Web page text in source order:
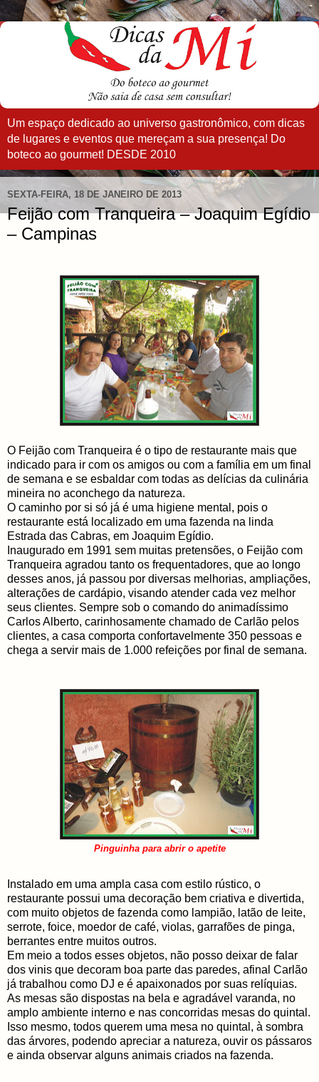
Um espaço dedicado ao universo gastronômico, com dicas
de lugares e eventos que mereçam a sua presença! Do
boteco ao gourmet! DESDE 2010
SEXTA-FEIRA, 18 DE JANEIRO DE 2013
Feijão com Tranqueira – Joaquim Egídio
– Campinas
O Feijão com Tranqueira é o tipo de restaurante mais que
indicado para ir com os amigos ou com a família em um final
de semana e se esbaldar com todas as delícias da culinária
mineira no aconchego da natureza.
O caminho por si só já é uma higiene mental, pois o
restaurante está localizado em uma fazenda na linda
Estrada das Cabras, em Joaquim Egídio.
Inaugurado em 1991 sem muitas pretensões, o Feijão com
Tranqueira agradou tanto os frequentadores, que ao longo
desses anos, já passou por diversas melhorias, ampliações,
alterações de cardápio, visando atender cada vez melhor
seus clientes. Sempre sob o comando do animadíssimo
Carlos Alberto, carinhosamente chamado de Carlão pelos
clientes, a casa comporta confortavelmente 350 pessoas e
chega a servir mais de 1.000 refeições por final de semana.
Pinguinha para abrir o apetite
Instalado em uma ampla casa com estilo rústico, o
restaurante possui uma decoração bem criativa e divertida,
com muito objetos de fazenda como lampião, latão de leite,
serrote, foice, moedor de café, violas, garrafões de pinga,
berrantes entre muitos outros.
Em meio a todos esses objetos, não posso deixar de falar
dos vinis que decoram boa parte das paredes, afinal Carlão
já trabalhou como DJ e é apaixonados por suas relíquias.
As mesas são dispostas na bela e agradável varanda, no
amplo ambiente interno e nas concorridas mesas do quintal.
Isso mesmo, todos querem uma mesa no quintal, à sombra
das árvores, podendo apreciar a natureza, ouvir os pássaros
e ainda observar alguns animais criados na fazenda.